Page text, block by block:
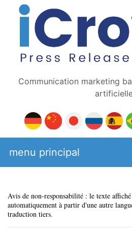
Communication marketing
menu principal
Avis de non-responsabilité : le texte
automatiquement à partir d'une autre
traduction tiers.